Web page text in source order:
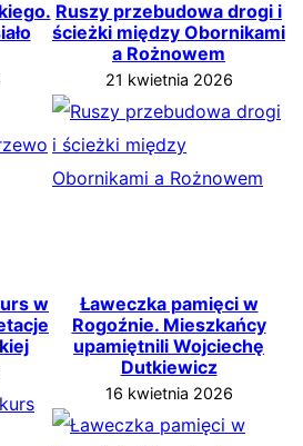
Ruszy przebudowa drogi i
ścieżki między Obornikami
a Rożnowem
21 kwietnia 2026
w
Ławeczka pamięci w
Rogoźnie. Mieszkańcy
upamiętnili Wojciechę
Dutkiewicz
16 kwietnia 2026